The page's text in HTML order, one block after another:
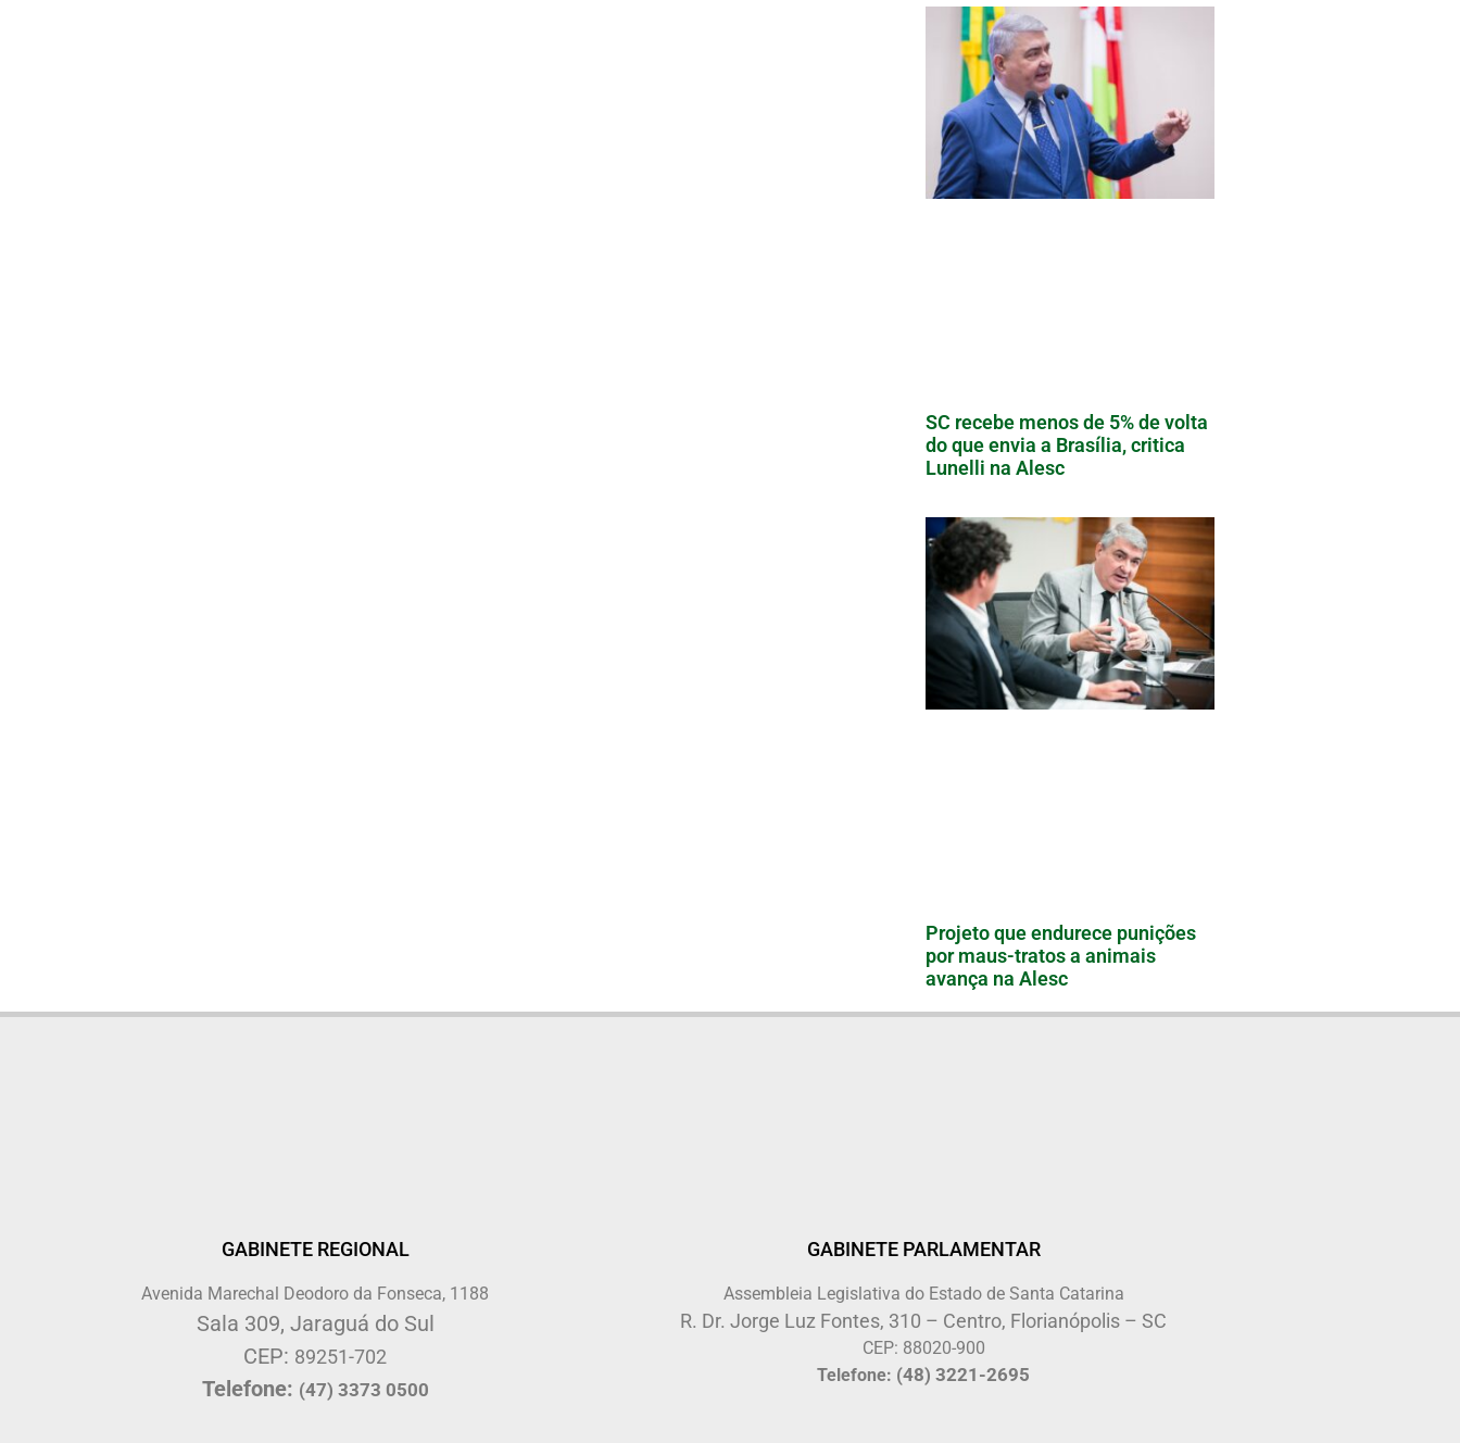
SC recebe menos de 5% de volta
do que envia a Brasília, critica
Lunelli na Alesc
Projeto que endurece punições
por maus-tratos a animais
avança na Alesc
GABINETE REGIONAL
Avenida Marechal Deodoro da Fonseca, 1188
Sala 309, Jaraguá do Sul
CEP: 89251-702
Telefone: (47) 3373 0500
GABINETE PARLAMENTAR
Assembleia Legislativa do Estado de Santa Catarina
R. Dr. Jorge Luz Fontes, 310 – Centro, Florianópolis – SC
CEP: 88020-900
Telefone: (48) 3221-2695